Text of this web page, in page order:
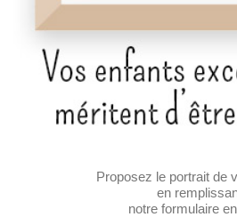
Proposez le portrait de
en
notre formulaire